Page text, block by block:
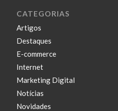
CATEGORIAS
Artigos
Destaques
E-commerce
Internet
Marketing Digital
Notícias
Novidades